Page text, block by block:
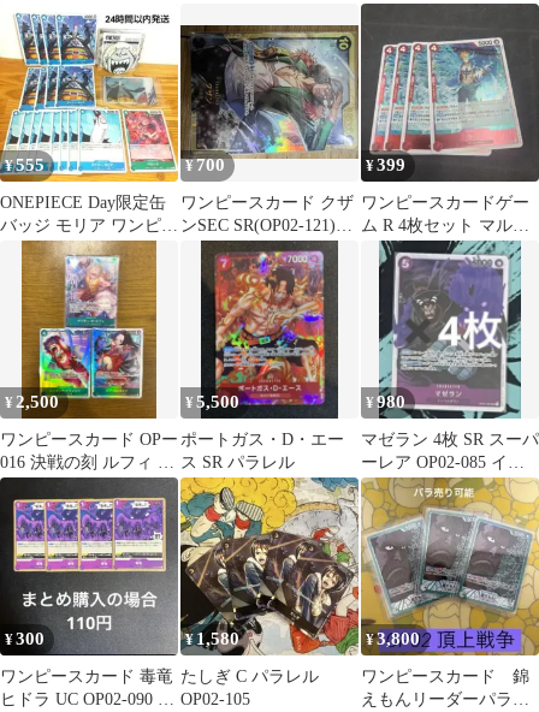
ロ
ニダンで購入した商品
¥555
ONEPIECE Day限定缶
バッジ モリア ワンピカ
ード イタジャガ ペロー
¥700
ワンピースカード クザ
ンSEC SR(OP02-121)
(OP02-096)
¥399
ワンピースカードゲー
ム R 4枚セット マルコ
OP02-018
¥ 2,500
ワンピースカード OPー
016 決戦の刻 ルフィ R
パラレル SRハンコック
¥5,500
ポートガス・D・エー
ス SR パラレル
¥980
マゼラン 4枚 SR スーパ
ーレア OP02-085 イン
ペルダウン 囚人
¥300
ワンピースカード 毒竜
ヒドラ UC OP02-090 4
¥ 1,580
たしぎ C パラレル
OP02-105
¥3,800
ワンピースカード 錦
えもんリーダーパラレ